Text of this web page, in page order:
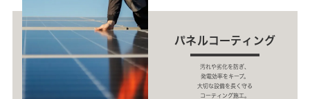
パネルコーティング
汚れや劣化を防ぎ、
発電効率をキープ。
大切な設備を長く守る
コーティング施工。